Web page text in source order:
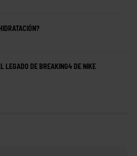
LEGADO DE BREAKING4 DE NIKE